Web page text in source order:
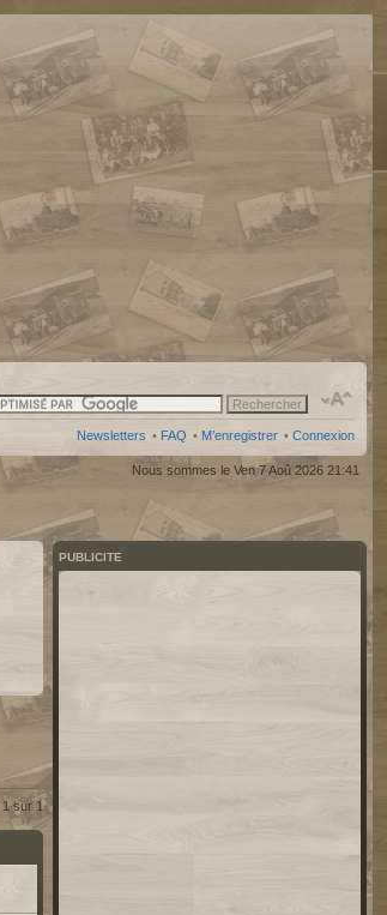
Newsletters • FAQ • M’enregistrer • Connexion
Nous sommes le Ven 7 Aoû 2026 21:41
1sur1
PUBLICITE